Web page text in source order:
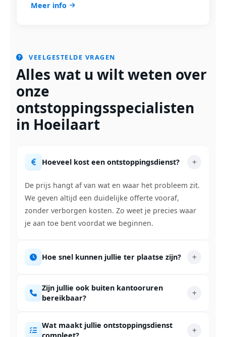
Meer info
VEELGESTELDE VRAGEN
Alles wat u wilt weten over
onze
ontstoppingsspecialisten
in Hoeilaart
Hoeveel kost een ontstoppingsdienst?
De prijs hangt af van wat en waar het probleem zit.
We geven altijd een duidelijke offerte vooraf,
zonder verborgen kosten. Zo weet je precies waar
je aan toe bent voordat we beginnen.
Hoe snel kunnen jullie ter plaatse zijn?
Zijn jullie ook buiten kantooruren
bereikbaar?
Wat maakt jullie ontstoppingsdienst